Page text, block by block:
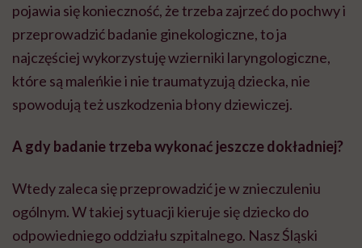
pojawia się konieczność, że trzeba zajrzeć do pochwy i
przeprowadzić badanie ginekologiczne, to ja
najczęściej wykorzystuję wzierniki laryngologiczne,
które są maleńkie i nie traumatyzują dziecka, nie
spowodują też uszkodzenia błony dziewiczej.
A gdy badanie trzeba wykonać jeszcze dokładniej?
Wtedy zaleca się przeprowadzić je w znieczuleniu
ogólnym. W takiej sytuacji kieruje się dziecko do
odpowiedniego oddziału szpitalnego. Nasz Śląski